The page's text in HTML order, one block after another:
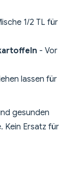
1/2 TL für
- Vor
lassen für
gesunden
Kein Ersatz für